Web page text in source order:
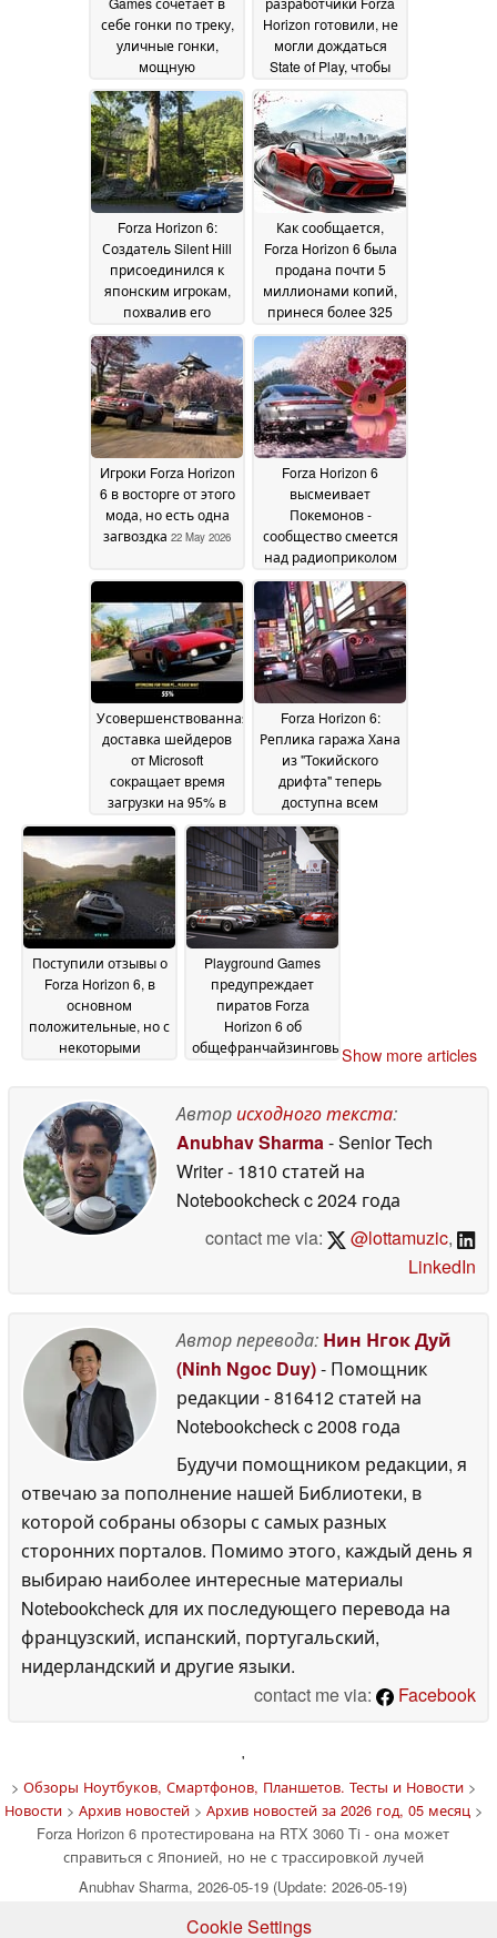
себе гонки по треку,
уличные гонки,
мощную
кастомизацию и
ограбления03 June
2026
Horizon готовили, не
могли дождаться
State of Play, чтобы
AAA-проект28 May 2026
Forza Horizon 6:
Создатель Silent Hill
присоединился к
японским игрокам,
похвалив его
реалистичность25
May 2026
Как сообщается,
Forza Horizon 6 была
продана почти 5
миллионами копий,
принеся более 325
миллионов долларов
дохода22 May 2026
Игроки Forza Horizon
6 в восторге от этого
мода, но есть одна
загвоздка 22 May 2026
Forza Horizon 6
высмеивает
Покемонов -
сообщество смеется
над радиоприколом
20 May 2026
Усовершенствованная
доставка шейдеров
от Microsoft
сокращает время
загрузки на 95% в
Forza Horizon 6, но
блокирует функцию
за экосистемой
приложений Xbox19
May 2026
Forza Horizon 6:
Реплика гаража Хана
из "Токийского
дрифта" теперь
доступна всем
желающим
Поступили отзывы о
Forza Horizon 6, в
основном
положительные, но с
некоторыми
Playground Games
предупреждает
пиратов Forza
Horizon 6 об
общефранчайзинговыхShow more articles
Авторисходного текста:
Anubhav Sharma- Senior Tech
Writer- 1810 статей на
Notebookcheckc 2024 года
contact me via:
@lottamuzic,
LinkedIn
Автор перевода: Нин Нгок Дуй
(Ninh Ngoc Duy)- Помощник
редакции - 816412 статей на
Notebookcheckc 2008 года
Будучи помощником редакции, я
отвечаю за пополнение нашей Библиотеки, в
которой собраны обзоры с самых разных
сторонних порталов. Помимо этого, каждый день я
выбираю наиболее интересные материалы
Notebookcheck для их последующего перевода на
французский, испанский, португальский,
нидерландский и другие языки.
contact me via:
Facebook
'
> Обзоры Ноутбуков, Смартфонов, Планшетов. Тесты и Новости>
Новости> Архив новостей> Архив новостей за 2026 год, 05 месяц>
Forza Horizon 6 протестирована на RTX 3060 Ti - она может
справиться с Японией, но не с трассировкой лучей
Anubhav Sharma, 2026-05-19 (Update: 2026-05-19)
Cookie Settings